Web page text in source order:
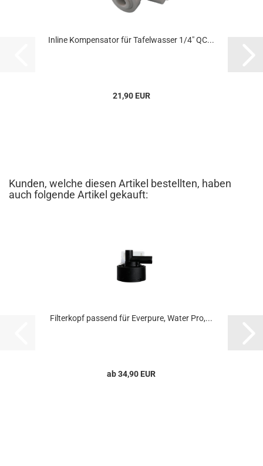
Inline Kompensator für Tafelwasser 1/4" QC...
21,90 EUR
Kunden, welche diesen Artikel bestellten, haben
auch folgende Artikel gekauft:
Filterkopf passend für Everpure, Water Pro,...
ab 34,90 EUR